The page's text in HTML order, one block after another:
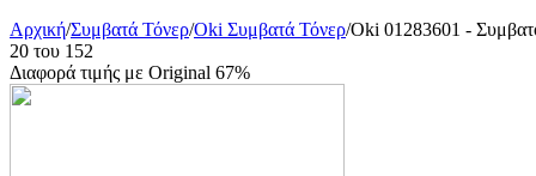
Αρχική/Συμβατά Τόνερ/Oki Συμβατά Τόνερ/Oki 01283601 -
20 του 152
Διαφορά τιμής με Original 67%